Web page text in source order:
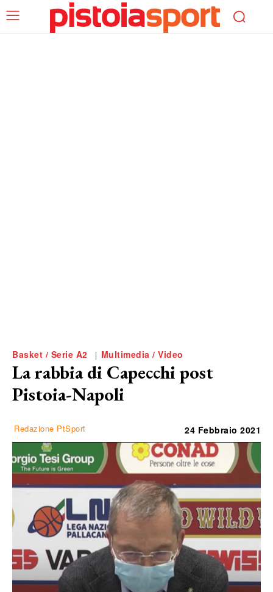
Basket / Serie A2 Multimedia / Video
La rabbia di Capecchi post
Pistoia-Napoli
Redazione PtSport 24 Febbraio 2021